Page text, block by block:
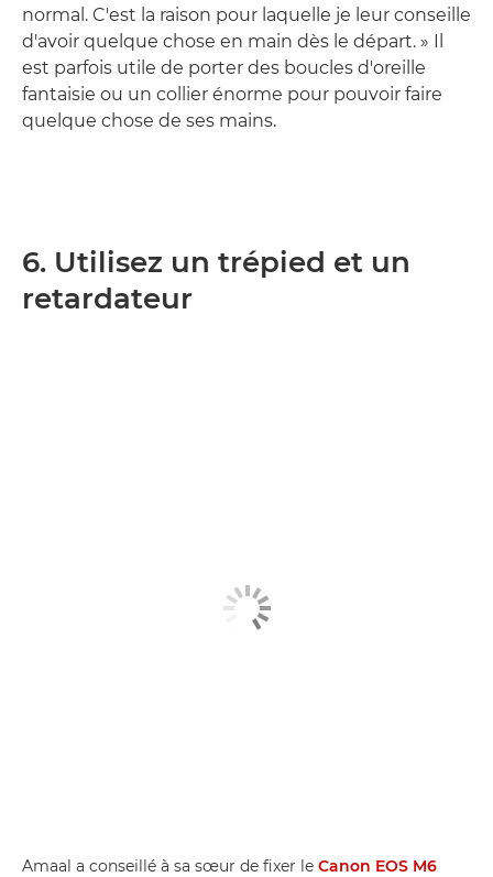
normal. C'est la raison pour laquelle je leur conseille
d'avoir quelque chose en main dès le départ. » Il
est parfois utile de porter des boucles d'oreille
fantaisie ou un collier énorme pour pouvoir faire
quelque chose de ses mains.
6. Utilisez un trépied et un
retardateur
Amaal a conseillé à sa sœur de fixer le Canon EOS M6